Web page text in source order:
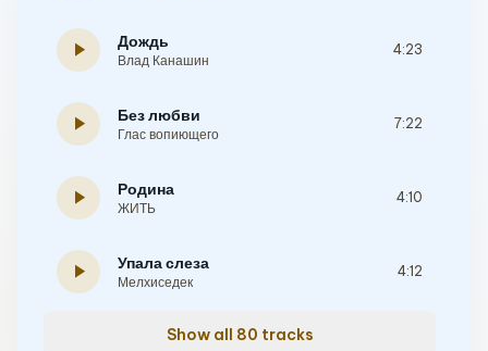
play_arrow Дождь
Влад Канашин
4:23
play_arrow Без любви
Глас вопиющего
7:22
play_arrow Родина
ЖИТЬ
4:10
play_arrow Упала слеза
Мелхиседек
4:12
Show all 80 tracks